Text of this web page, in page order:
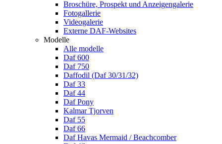
Broschüre, Prospekt und Anzeigengalerie
Fotogallerie
Videogalerie
Externe DAF-Websites
Modelle
Alle modelle
Daf 600
Daf 750
Daffodil (Daf 30/31/32)
Daf 33
Daf 44
Daf Pony
Kalmar Tjorven
Daf 55
Daf 66
Daf Havas Mermaid / Beachcomber